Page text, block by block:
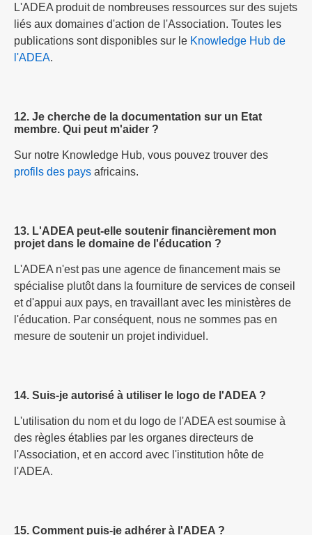
L'ADEA produit de nombreuses ressources sur des sujets
liés aux domaines d'action de l'Association. Toutes les
publications sont disponibles sur le Knowledge Hub de
l'ADEA.
12. Je cherche de la documentation sur un Etat
membre. Qui peut m'aider ?
Sur notre Knowledge Hub, vous pouvez trouver des
profils des pays africains.
13. L'ADEA peut-elle soutenir financièrement mon
projet dans le domaine de l'éducation ?
L'ADEA n'est pas une agence de financement mais se
spécialise plutôt dans la fourniture de services de conseil
et d'appui aux pays, en travaillant avec les ministères de
l'éducation. Par conséquent, nous ne sommes pas en
mesure de soutenir un projet individuel.
14. Suis-je autorisé à utiliser le logo de l'ADEA ?
L'utilisation du nom et du logo de l'ADEA est soumise à
des règles établies par les organes directeurs de
l'Association, et en accord avec l'institution hôte de
l'ADEA.
15. Comment puis-je adhérer à l'ADEA ?